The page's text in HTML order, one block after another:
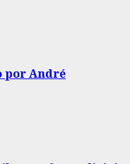
por André